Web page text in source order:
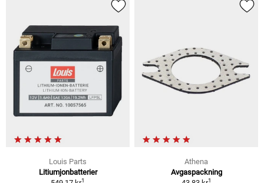
Louis Parts
Litiumjonbatterier
1
Athena
Avgaspackning
1